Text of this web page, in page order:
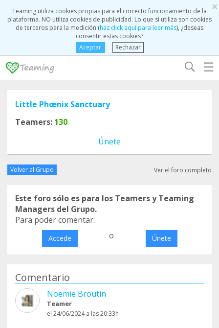
×
Teaming utiliza cookies propias para el correcto funcionamiento de la
plataforma. NO utiliza cookies de publicidad. Lo que sí utiliza son cookies
de terceros para la medición (haz click aquí para leer más), ¿deseas
consentir estas cookies?
Aceptar
Rechazar
☰
Little Phœnix Sanctuary
Teamers: 130
Únete
Volver al Grupo Ver el foro completo
Este foro sólo es para los Teamers y Teaming
Managers del Grupo.
Para poder comentar:
Accede o Únete
Comentario
Noëmie Broutin
Teamer
el 24/06/2024 a las 20:33h